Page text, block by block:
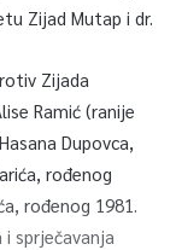
Zijad Mutap i dr.
Zijada
Ramić (ranije
Dupovca,
rođenog
rođenog 1981.
sprječavanja